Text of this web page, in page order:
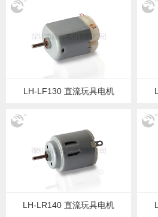
LH-LF130 直流玩具电机
LH-LR140 直流玩具电机